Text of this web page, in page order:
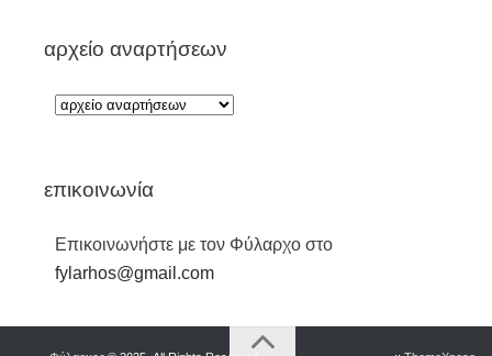
αρχείο αναρτήσεων
επικοινωνία
Επικοινωνήστε με τον Φύλαρχο στο
fylarhos@gmail.com